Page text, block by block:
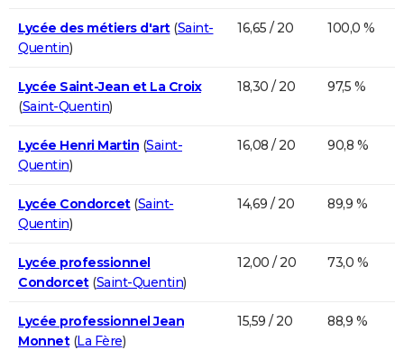
Lycée des métiers d'art(Saint-
Quentin)
16,65 / 20 100,0 %
Lycée Saint-Jean et La Croix
(Saint-Quentin)
18,30 / 20 97,5 %
Lycée Henri Martin (Saint-
Quentin)
16,08 / 20 90,8 %
Lycée Condorcet(Saint-
Quentin)
14,69 / 20 89,9 %
Lycée professionnel
Condorcet(Saint-Quentin)
12,00 / 20 73,0 %
Lycée professionnel Jean
Monnet(La Fère)
15,59 / 20 88,9 %